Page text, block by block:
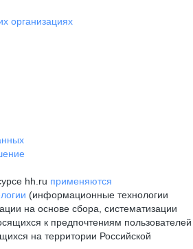
организациях
hh.ru применяются
(информационные технологии
на основе сбора, систематизации
к предпочтениям пользователей
на территории Российской